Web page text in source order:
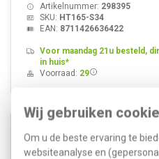
Wij gebruiken
Om u de beste ervaring te
websiteanalyse en
Artikelnummer: 298395
SKU: HT165-S34
EAN: 8711426636422
Voor maandag 21u besteld,
in huis*
Voorraad: 29
Eaton HT495-S94
DIN-rail 495x220mm zwart